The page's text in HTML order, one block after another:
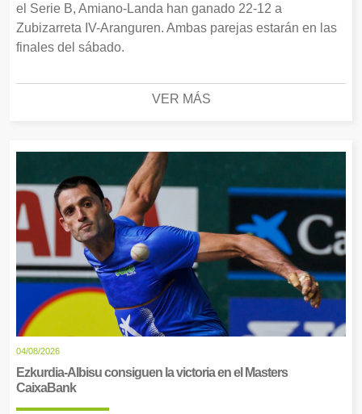
el Serie B, Amiano-Landa han ganado 22-12 a
Zubizarreta IV-Aranguren. Ambas parejas estarán en las
finales del sábado.
VER MÁS
04/08/2026
Ezkurdia-Albisu consiguen la victoria en el Masters
CaixaBank